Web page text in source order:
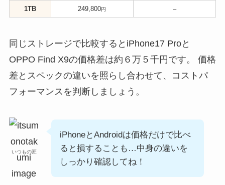
1TB 249,800円 –
同じストレージで比較するとiPhone17 Proと
OPPO Find X9の価格差は約６万５千円です。 価格
差とスペックの違いを照らし合わせて、コストパ
フォーマンスを判断しましょう。
いつもの匠
iPhoneとAndroidは価格だけで比べ
ると損することも…中身の違いを
しっかり確認してね！